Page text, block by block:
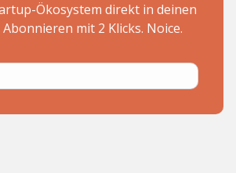
Ökosystem direkt in deinen
mit 2 Klicks. Noice.